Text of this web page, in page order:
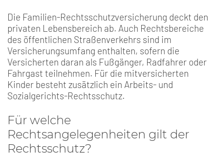
Die Familien-Rechtsschutzversicherung deckt den
privaten Lebensbereich ab. Auch Rechtsbereiche
des öffentlichen Straßenverkehrs sind im
Versicherungsumfang enthalten, sofern die
Versicherten daran als Fußgänger, Radfahrer oder
Fahrgast teilnehmen. Für die mitversicherten
Kinder besteht zusätzlich ein Arbeits- und
Sozialgerichts-Rechtsschutz.
Für welche
Rechtsangelegenheiten gilt der
Rechtsschutz?